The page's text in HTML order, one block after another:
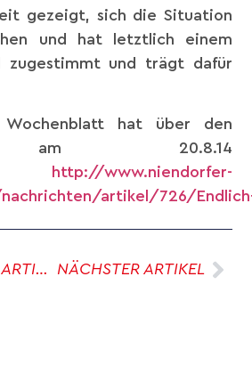
gezeigt, sich die Situation
und hat letztlich einem
zugestimmt und trägt dafür
Wochenblatt hat über den
am 20.8.14
http://www.niendorfer-
artikel/726/
VORHERIGER ARTIKEL NÄCHSTER ARTIKEL